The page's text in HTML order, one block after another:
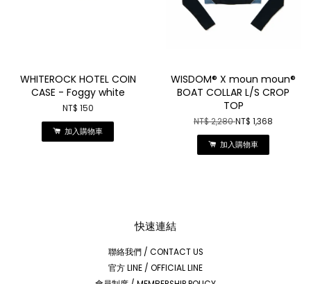
WHITEROCK HOTEL COIN
CASE - Foggy white
NT$ 150
加入購物車
WISDOM® X moun moun®
BOAT COLLAR L/S CROP
TOP
NT$ 2,280NT$ 1,368
加入購物車
快速連結
聯絡我們 / CONTACT US
官方 LINE / OFFICIAL LINE